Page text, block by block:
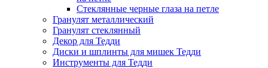
Стеклянные черные глаза на петле
Гранулят металлический
Гранулят стеклянный
Декор для Тедди
Диски и шплинты для мишек Тедди
Инструменты для Тедди